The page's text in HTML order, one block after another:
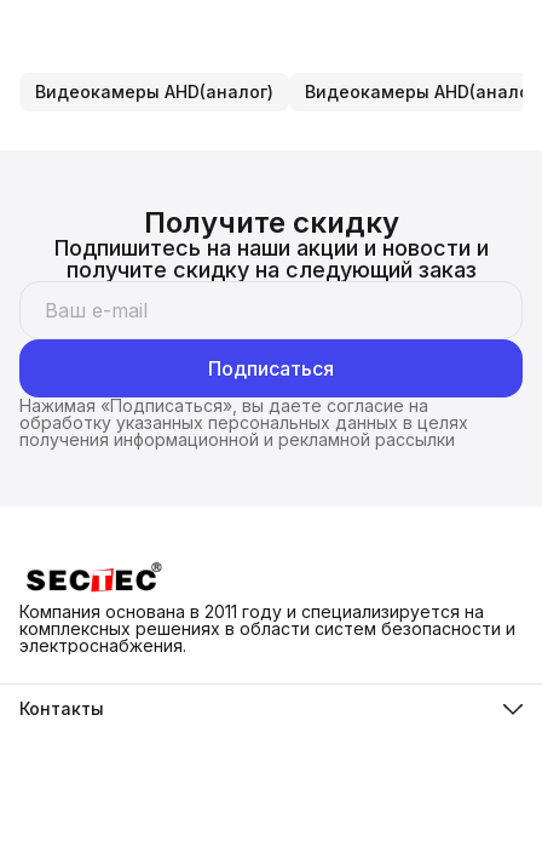
Видеокамеры AHD(аналог) Видеокамеры AHD(аналог)
Получите скидку
Подпишитесь на наши акции и новости и
получите скидку на следующий заказ
Подписаться
Нажимая «Подписаться», вы даете согласие на
обработку указанных персональных данных в целях
получения информационной и рекламной рассылки
Компания основана в 2011 году и специализируется на
комплексных решениях в области систем безопасности и
электроснабжения.
Контакты